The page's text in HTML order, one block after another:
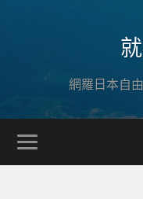
網羅日本自